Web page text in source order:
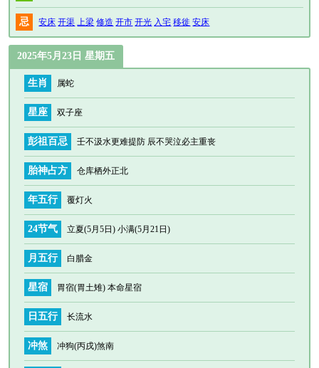
忌 安床 开渠 上梁 修造 开市 开光 入宅 移徙 安床
2025年5月23日 星期五
生肖 属蛇
星座 双子座
彭祖百忌 壬不汲水更难提防 辰不哭泣必主重丧
胎神占方 仓库栖外正北
年五行 覆灯火
24节气 立夏(5月5日) 小满(5月21日)
月五行 白腊金
星宿 胃宿(胃土雉) 本命星宿
日五行 长流水
冲煞 冲狗(丙戌)煞南